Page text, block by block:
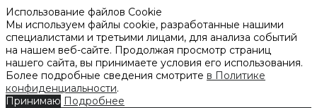
Использование файлов Cookie
Мы используем файлы cookie, разработанные нашими
специалистами и третьими лицами, для анализа событий
на нашем веб-сайте. Продолжая просмотр страниц
нашего сайта, вы принимаете условия его использования.
Более подробные сведения смотрите в Политике
конфиденциальности.
Принимаю Подробнее